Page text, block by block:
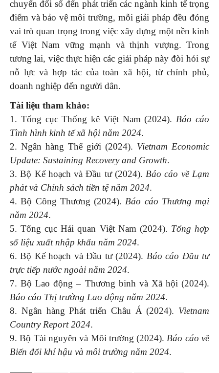
chuyển đổi số đến phát triển các ngành kinh tế trọng
điểm và bảo vệ môi trường, mỗi giải pháp đều đóng
vai trò quan trọng trong việc xây dựng một nền kinh
tế Việt Nam vững mạnh và thịnh vượng. Trong
tương lai, việc thực hiện các giải pháp này đòi hỏi sự
nỗ lực và hợp tác của toàn xã hội, từ chính phủ,
doanh nghiệp đến người dân.
Tài liệu tham khảo:
1. Tổng cục Thống kê Việt Nam (2024). Báo cáo
Tình hình kinh tế xã hội năm 2024.
2. Ngân hàng Thế giới (2024). Vietnam Economic
Update: Sustaining Recovery and Growth.
3. Bộ Kế hoạch và Đầu tư (2024). Báo cáo về Lạm
phát và Chính sách tiền tệ năm 2024.
4. Bộ Công Thương (2024). Báo cáo Thương mại
năm 2024.
5. Tổng cục Hải quan Việt Nam (2024). Tổng hợp
số liệu xuất nhập khẩu năm 2024.
6. Bộ Kế hoạch và Đầu tư (2024). Báo cáo Đầu tư
trực tiếp nước ngoài năm 2024.
7. Bộ Lao động – Thương binh và Xã hội (2024).
Báo cáo Thị trường Lao động năm 2024.
8. Ngân hàng Phát triển Châu Á (2024). Vietnam
Country Report 2024.
9. Bộ Tài nguyên và Môi trường (2024). Báo cáo về
Biến đổi khí hậu và môi trường năm 2024.